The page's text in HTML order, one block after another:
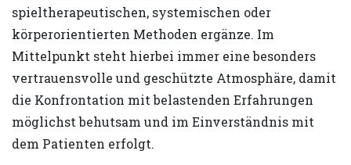
spieltherapeutischen, systemischen oder
körperorientierten Methoden ergänze. Im
Mittelpunkt steht hierbei immer eine besonders
vertrauensvolle und geschützte Atmosphäre, damit
die Konfrontation mit belastenden Erfahrungen
möglichst behutsam und im Einverständnis mit
dem Patienten erfolgt.